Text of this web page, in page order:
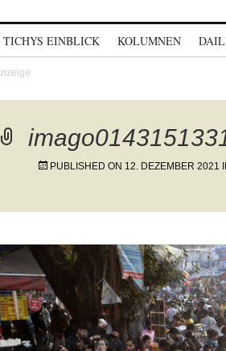
TICHYS EINBLICK KOLUMNEN
PUBLISHED ON 12. DEZEMBER 2021